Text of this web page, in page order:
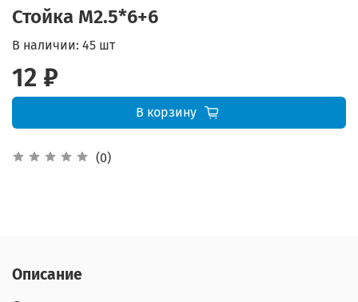
Стойка М2.5*6+6
(0)
В наличии: 45 шт
12 ₽
В корзину
Описание